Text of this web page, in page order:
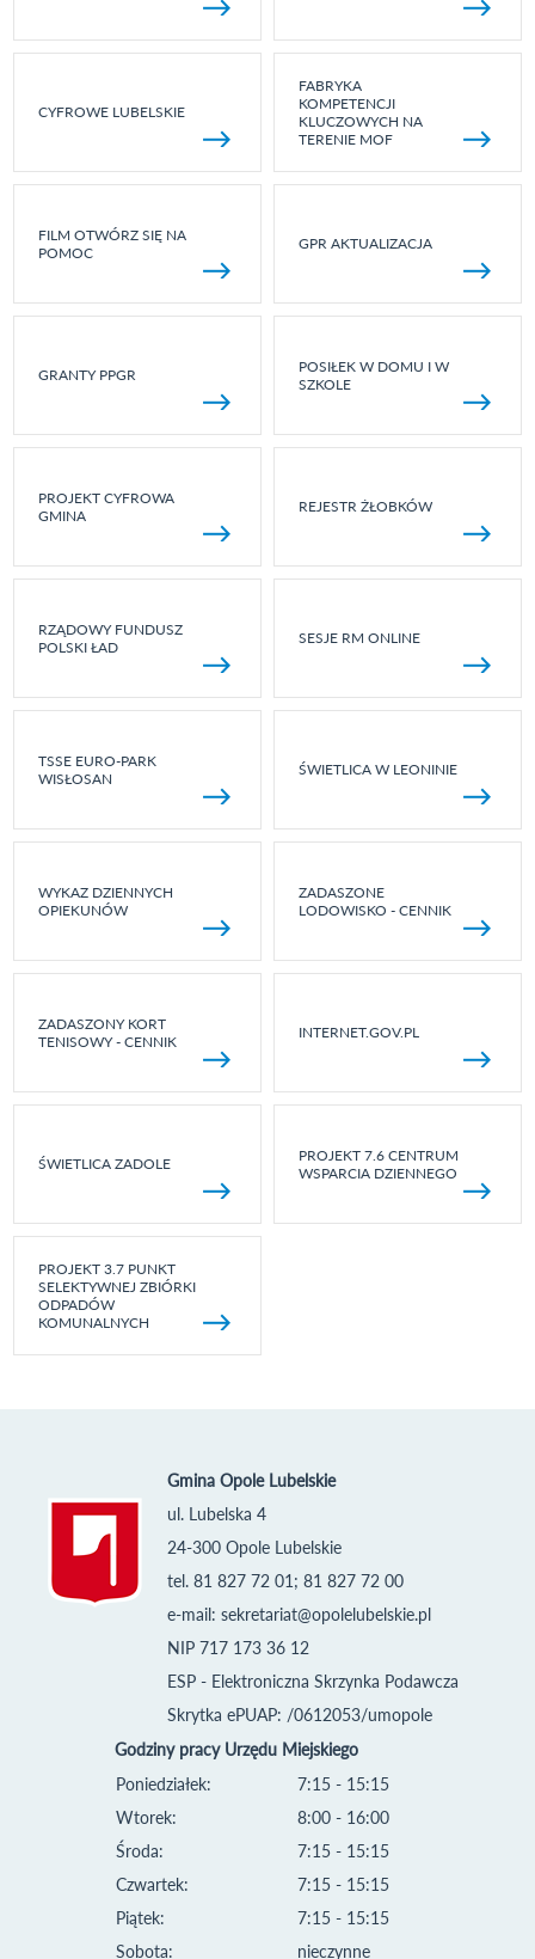
CYFROWE LUBELSKIE
FABRYKA
KOMPETENCJI
KLUCZOWYCH NA
TERENIE MOF
FILM OTWÓRZ SIĘ NA
POMOC
GPR AKTUALIZACJA
GRANTY PPGR
POSIŁEK W DOMU I W
SZKOLE
PROJEKT CYFROWA
GMINA
REJESTR ŻŁOBKÓW
RZĄDOWY FUNDUSZ
POLSKI ŁAD
SESJE RM ONLINE
TSSE EURO-PARK
WISŁOSAN
ŚWIETLICA W LEONINIE
WYKAZ DZIENNYCH
OPIEKUNÓW
ZADASZONE
LODOWISKO - CENNIK
ZADASZONY KORT
TENISOWY - CENNIK
INTERNET.GOV.PL
ŚWIETLICA ZADOLE
PROJEKT 7.6 CENTRUM
WSPARCIA DZIENNEGO
PROJEKT 3.7 PUNKT
SELEKTYWNEJ ZBIÓRKI
ODPADÓW
KOMUNALNYCH
Gmina Opole Lubelskie
ul. Lubelska 4
24-300 Opole Lubelskie
tel. 81 827 72 01; 81 827 72 00
e-mail: sekretariat@opolelubelskie.pl
NIP 717 173 36 12
ESP - Elektroniczna Skrzynka Podawcza
Skrytka ePUAP: /0612053/umopole
Godziny pracy Urzędu Miejskiego
Poniedziałek:
Wtorek:
Środa:
Czwartek:
Piątek:
Sobota:
7:15 - 15:15
8:00 - 16:00
7:15 - 15:15
7:15 - 15:15
7:15 - 15:15
nieczynne